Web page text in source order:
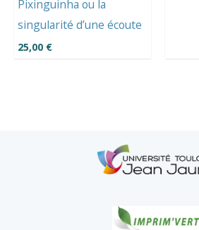
Pixinguinha ou la
singularité d’une écoute
25,00 €